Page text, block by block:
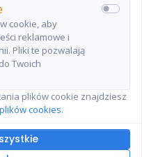
oraz atlasETF.
The information contained
or its content providers; (2)
is not warranted to be accurate
nor its content providers are
of future results.
cookie, aby
reklamowe i
Pliki te pozwalają
Twoich
plików cookie znajdziesz
cookies.